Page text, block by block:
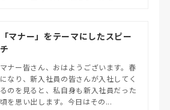
「マナー」をテーマにしたスピー
チ
マナー皆さん、おはようございます。春
になり、新入社員の皆さんが入社してく
るのを見ると、私自身も新入社員だった
頃を思い出します。今日はその...